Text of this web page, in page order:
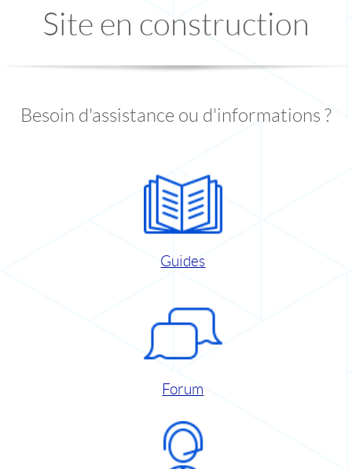
Site en construction
Besoin d'assistance ou d'informations ?
Guides
Forum